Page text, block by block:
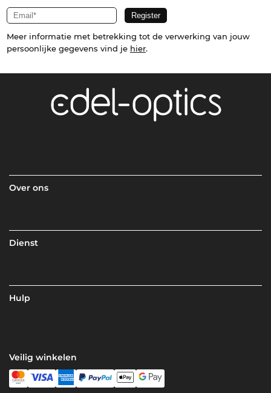
Meer informatie met betrekking tot de verwerking van jouw
persoonlijke gegevens vind je hier.
Over ons
Dienst
Hulp
Veilig winkelen